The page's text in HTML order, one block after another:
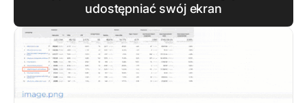
udostępniać swój ekran